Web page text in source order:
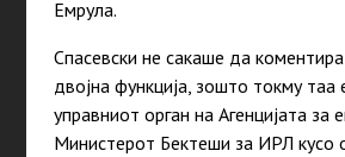
Емрула.
Спасевски не сакаше да коментира
двојна функција, зошто токму таа
управниот орган на Агенцијата за
Министерот Бектеши за ИРЛ кусо